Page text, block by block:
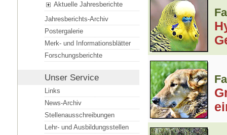
Aktuelle Jahresberichte
Jahresberichts-Archiv
Postergalerie
Merk- und Informationsblätter
Forschungsberichte
Unser Service
Links
News-Archiv
Stellenausschreibungen
Lehr- und Ausbildungsstellen